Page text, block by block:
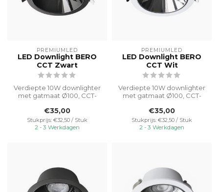
PREMIUMLED
LED Downlight BERO
CCT Zwart
Verdiepte 10W downlighter
met gatmaat Ø100, CCT-
5000K v...
€35,00
Stukprijs: €32,50 / Stuk
2 - 3 Werkdagen
PREMIUMLED
LED Downlight BERO
CCT Wit
Verdiepte 10W downlighter
met gatmaat Ø100, CCT-
5000K v...
€35,00
Stukprijs: €32,50 / Stuk
2 - 3 Werkdagen